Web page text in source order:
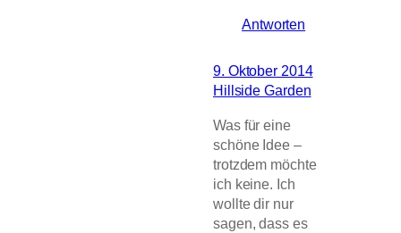
Antworten
9. Oktober 2014
Hillside Garden
Was für eine
schöne Idee –
trotzdem möchte
ich keine. Ich
wollte dir nur
sagen, dass es